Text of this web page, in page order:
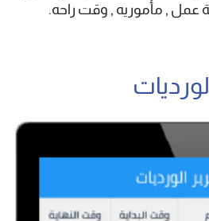
عمل , مأموريه , وقت راحه.